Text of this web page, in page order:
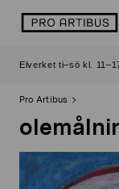
logo
Elverket ti–sö kl.
Pro Artibus